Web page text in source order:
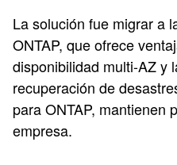
La solución fue migrar a
ONTAP, que ofrece
disponibilidad multi-AZ y
recuperación de
para ONTAP, mantienen
empresa.